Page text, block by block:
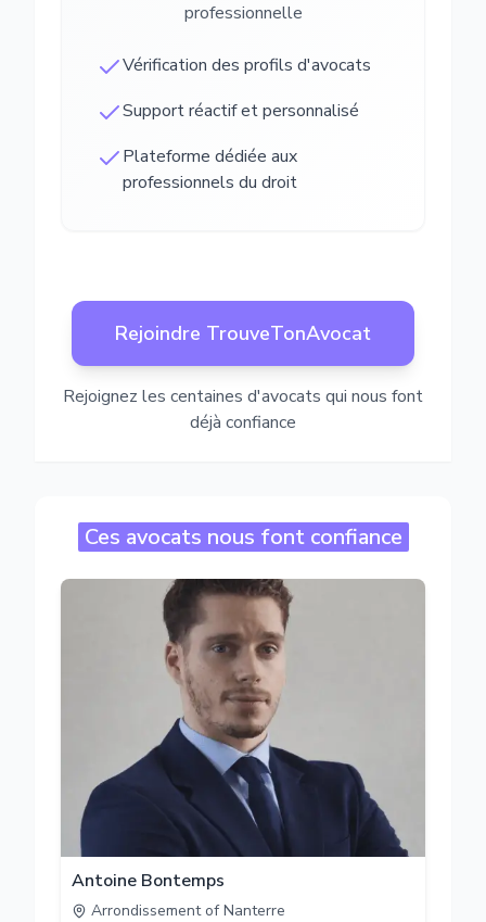
professionnelle
Vérification des profils d'avocats
Support réactif et personnalisé
Plateforme dédiée aux
professionnels du droit
Rejoindre TrouveTonAvocat
Rejoignez les centaines d'avocats qui nous font
déjà confiance
Ces avocats nous font confiance
Antoine Bontemps
Arrondissement of Nanterre